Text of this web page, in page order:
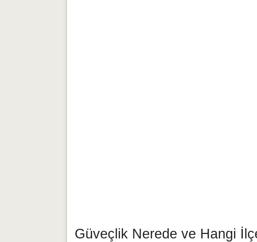
Güveçlik Nerede ve Hangi